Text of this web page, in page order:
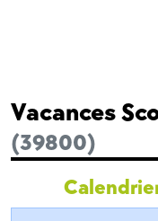
Vacances
(39800)